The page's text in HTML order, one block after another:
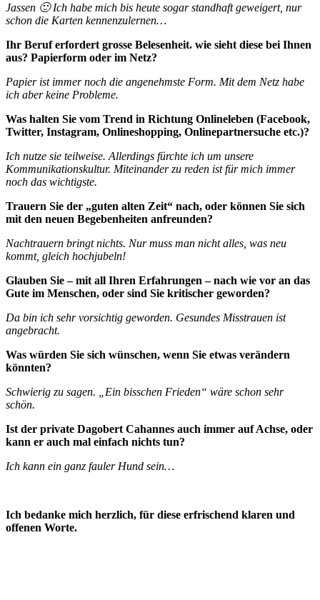
Jassen 🙂 Ich habe mich bis heute sogar standhaft geweigert, nur
schon die Karten kennenzulernen…
Ihr Beruf erfordert grosse Belesenheit. wie sieht diese bei Ihnen
aus? Papierform oder im Netz?
Papier ist immer noch die angenehmste Form. Mit dem Netz habe
ich aber keine Probleme.
Was halten Sie vom Trend in Richtung Onlineleben (Facebook,
Twitter, Instagram, Onlineshopping, Onlinepartnersuche etc.)?
Ich nutze sie teilweise. Allerdings fürchte ich um unsere
Kommunikationskultur. Miteinander zu reden ist für mich immer
noch das wichtigste.
Trauern Sie der „guten alten Zeit“ nach, oder können Sie sich
mit den neuen Begebenheiten anfreunden?
Nachtrauern bringt nichts. Nur muss man nicht alles, was neu
kommt, gleich hochjubeln!
Glauben Sie – mit all Ihren Erfahrungen – nach wie vor an das
Gute im Menschen, oder sind Sie kritischer geworden?
Da bin ich sehr vorsichtig geworden. Gesundes Misstrauen ist
angebracht.
Was würden Sie sich wünschen, wenn Sie etwas verändern
könnten?
Schwierig zu sagen. „Ein bisschen Frieden“ wäre schon sehr
schön.
Ist der private Dagobert Cahannes auch immer auf Achse, oder
kann er auch mal einfach nichts tun?
Ich kann ein ganz fauler Hund sein…
Ich bedanke mich herzlich, für diese erfrischend klaren und
offenen Worte.